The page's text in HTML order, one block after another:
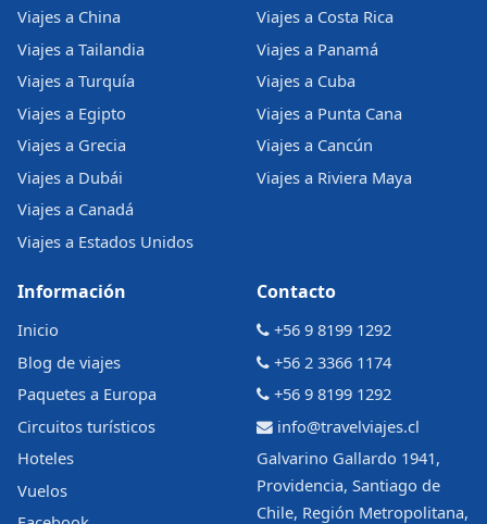
Viajes a China
Viajes a Tailandia
Viajes a Turquía
Viajes a Egipto
Viajes a Grecia
Viajes a Dubái
Viajes a Canadá
Viajes a Estados Unidos
Viajes a Costa Rica
Viajes a Panamá
Viajes a Cuba
Viajes a Punta Cana
Viajes a Cancún
Viajes a Riviera Maya
Información
Inicio
Blog de viajes
Paquetes a Europa
Circuitos turísticos
Hoteles
Vuelos
Contacto
+56 9 8199 1292
+56 2 3366 1174
+56 9 8199 1292
info@travelviajes.cl
Galvarino Gallardo 1941,
Providencia, Santiago de
Chile, Región Metropolitana,